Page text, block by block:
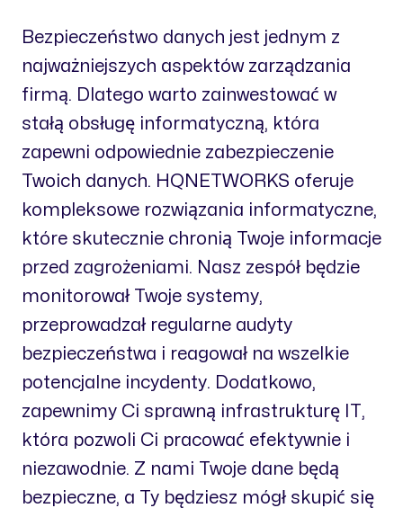
Bezpieczeństwo danych jest jednym z
najważniejszych aspektów zarządzania
firmą. Dlatego warto zainwestować w
stałą obsługę informatyczną, która
zapewni odpowiednie zabezpieczenie
Twoich danych. HQNETWORKS oferuje
kompleksowe rozwiązania informatyczne,
które skutecznie chronią Twoje informacje
przed zagrożeniami. Nasz zespół będzie
monitorował Twoje systemy,
przeprowadzał regularne audyty
bezpieczeństwa i reagował na wszelkie
potencjalne incydenty. Dodatkowo,
zapewnimy Ci sprawną infrastrukturę IT,
która pozwoli Ci pracować efektywnie i
niezawodnie. Z nami Twoje dane będą
bezpieczne, a Ty będziesz mógł skupić się